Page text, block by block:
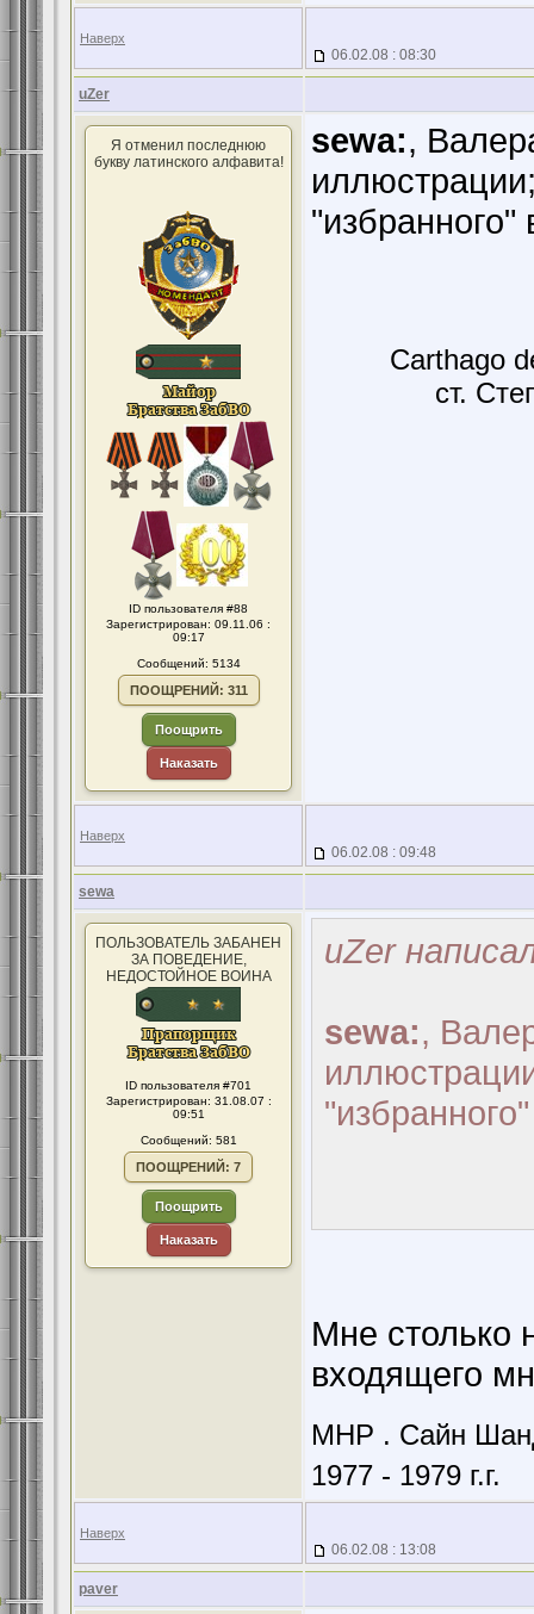
Наверх
06.02.08 : 08:30
uZer
Я отменил последнюю
букву латинского алфавита!
ID пользователя #88
Зарегистрирован: 09.11.06 :
09:17
Сообщений: 5134
ПООЩРЕНИЙ: 311
Поощрить
Наказать
sewa:,
Carthago
ст.
Наверх
06.02.08 : 09:48
sewa
ПОЛЬЗОВАТЕЛЬ ЗАБАНЕН
ЗА ПОВЕДЕНИЕ,
НЕДОСТОЙНОЕ ВОИНА
ID пользователя #701
Зарегистрирован: 31.08.07 :
09:51
Сообщений: 581
ПООЩРЕНИЙ: 7
Поощрить
Наказать
uZer
sewa:,
Мне столько
входящего
МНР . Сайн
1977 - 1979 г.г.
Наверх
06.02.08 : 13:08
paver